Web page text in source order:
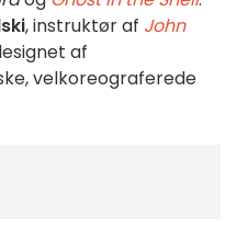
, instruktør af John
af
velkoreograferede